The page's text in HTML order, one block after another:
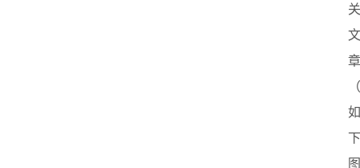
关
文
章
（
如
下
图